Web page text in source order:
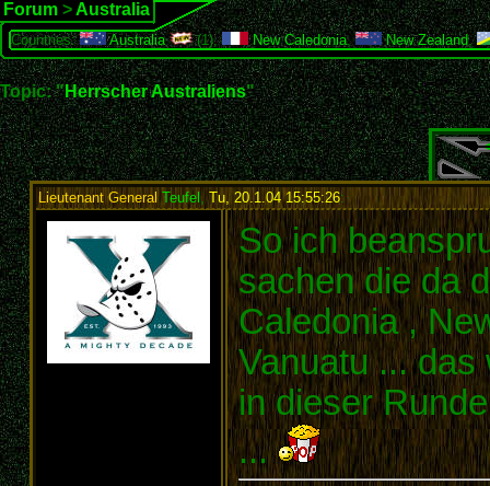
Forum > Australia
Countries: Australia (1), New Caledonia, New Zealand,
Topic: "Herrscher Australiens"
Lieutenant General Teufel ,Tu, 20.1.04 15:55:26:
So ich
sachen die da
Caledonia ,
Vanuatu ...
in dieser
...